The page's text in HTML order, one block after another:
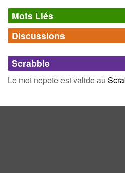
Mots Liés
Synonymes(0)
Mots avec la même
Mots liés par leur sémantique
Discussions
Connectez-vous inscrivez-vous
Scrabble
Le mot nepete est valide au